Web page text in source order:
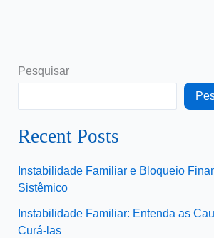
Pesquisar
Recent Posts
Instabilidade Familiar e Bloqueio
Sistêmico
Instabilidade Familiar: Entenda as
Curá-las